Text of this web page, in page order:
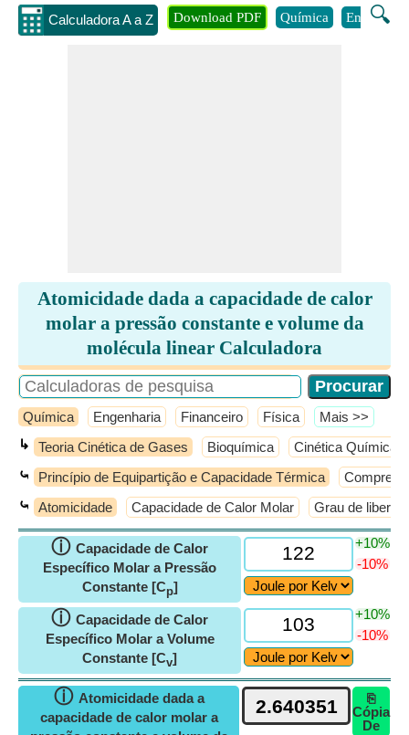
Calculadora A a Z 🔍
Download PDF Química
Atomicidade dada a capacidade de calor
molar a pressão constante e volume da
molécula linear Calculadora
Química Engenharia Financeiro Física ​Mais >>
↳ Teoria Cinética de Gases Bioquímica Cinética Química
⤿ Princípio de Equipartição e Capacidade Térmica
⤿ Atomicidade Capacidade de Calor Molar Grau de
ⓘ Capacidade de Calor
Específico Molar a Pressão
Constante [Cp]
+10%
-10%
ⓘ Capacidade de Calor
Específico Molar a Volume
Constante [Cv]
+10%
-10%
ⓘ Atomicidade dada a
capacidade de calor molar a
⎘
Cópia
De